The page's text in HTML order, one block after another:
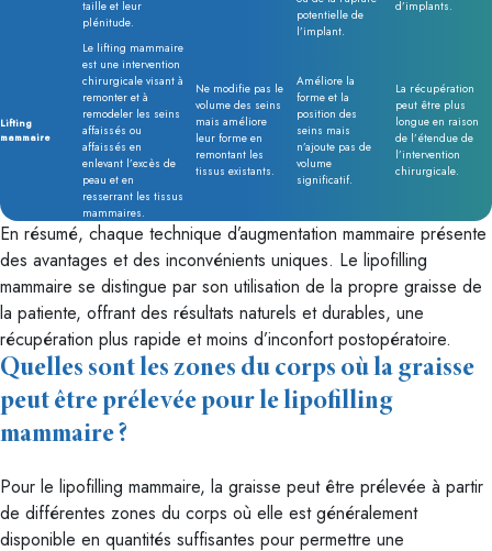
taille et leur
plénitude.
potentielle de
l’implant.
d’implants.
Lifting
mammaire
Le lifting mammaire
est une intervention
chirurgicale visant à
remonter et à
remodeler les seins
affaissés ou
affaissés en
enlevant l’excès de
peau et en
resserrant les tissus
mammaires.
Ne modifie pas le
volume des seins
mais améliore
leur forme en
remontant les
tissus existants.
Améliore la
forme et la
position des
seins mais
n’ajoute pas de
volume
significatif.
La récupération
peut être plus
longue en raison
de l’étendue de
l’intervention
chirurgicale.
En résumé, chaque technique d’augmentation mammaire présente
des avantages et des inconvénients uniques. Le lipofilling
mammaire se distingue par son utilisation de la propre graisse de
la patiente, offrant des résultats naturels et durables, une
récupération plus rapide et moins d’inconfort postopératoire.
Quelles sont les zones du corps où la graisse
peut être prélevée pour le lipofilling
mammaire ?
Pour le lipofilling mammaire, la graisse peut être prélevée à partir
de différentes zones du corps où elle est généralement
disponible en quantités suffisantes pour permettre une